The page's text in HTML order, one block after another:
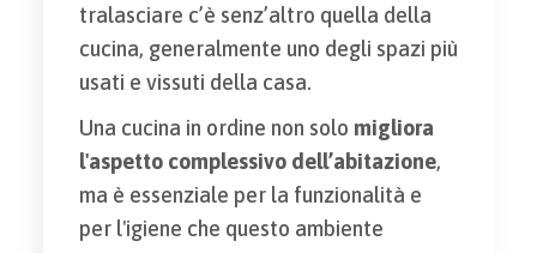
tralasciare c’è senz’altro quella della
cucina, generalmente uno degli spazi più
usati e vissuti della casa.
Una cucina in ordine non solo migliora
l'aspetto complessivo dell’abitazione,
ma è essenziale per la funzionalità e
per l'igiene che questo ambiente